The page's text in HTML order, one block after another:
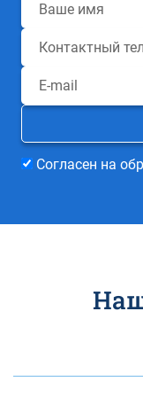
Согласен на